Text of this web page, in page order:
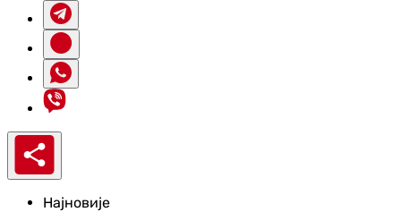
Најновије